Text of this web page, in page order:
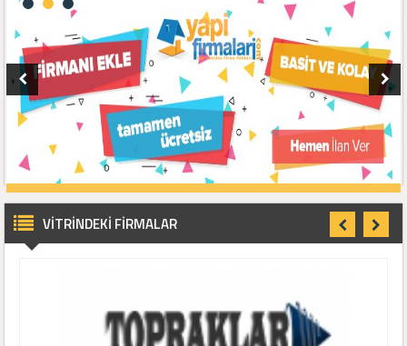
Ücretsiz Üye Ol - Firmanı Ekle
VİTRİNDEKİ FİRMALAR